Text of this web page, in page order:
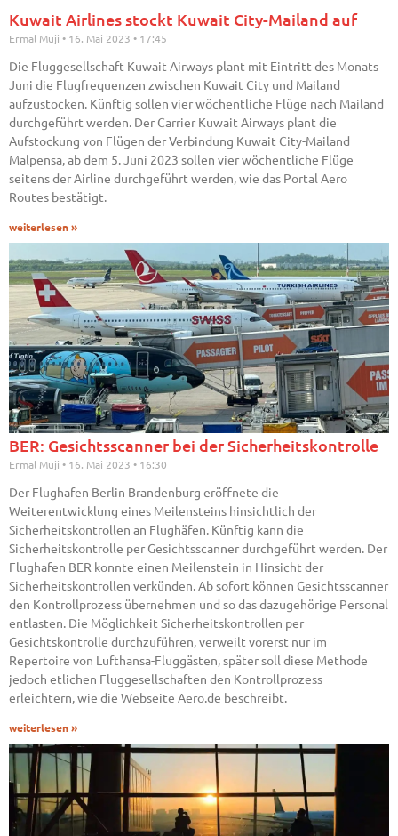
Kuwait Airlines stockt Kuwait City-Mailand auf
Ermal Muji 16. Mai 2023 17:45
Die Fluggesellschaft Kuwait Airways plant mit Eintritt des Monats
Juni die Flugfrequenzen zwischen Kuwait City und Mailand
aufzustocken. Künftig sollen vier wöchentliche Flüge nach Mailand
durchgeführt werden. Der Carrier Kuwait Airways plant die
Aufstockung von Flügen der Verbindung Kuwait City-Mailand
Malpensa, ab dem 5. Juni 2023 sollen vier wöchentliche Flüge
seitens der Airline durchgeführt werden, wie das Portal Aero
Routes bestätigt.
weiterlesen »
BER: Gesichtsscanner bei der Sicherheitskontrolle
Ermal Muji 16. Mai 2023 16:30
Der Flughafen Berlin Brandenburg eröffnete die
Weiterentwicklung eines Meilensteins hinsichtlich der
Sicherheitskontrollen an Flughäfen. Künftig kann die
Sicherheitskontrolle per Gesichtsscanner durchgeführt werden. Der
Flughafen BER konnte einen Meilenstein in Hinsicht der
Sicherheitskontrollen verkünden. Ab sofort können Gesichtsscanner
den Kontrollprozess übernehmen und so das dazugehörige Personal
entlasten. Die Möglichkeit Sicherheitskontrollen per
Gesichtskontrolle durchzuführen, verweilt vorerst nur im
Repertoire von Lufthansa-Fluggästen, später soll diese Methode
jedoch etlichen Fluggesellschaften den Kontrollprozess
erleichtern, wie die Webseite Aero.de beschreibt.
weiterlesen »